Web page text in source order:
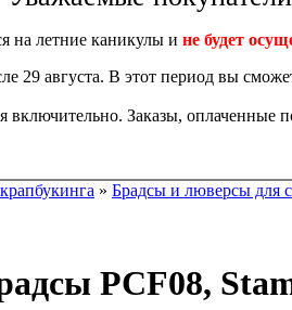
на летние каникулы и не будет
29 августа. В этот период вы
Заказы, оплаченные
» Брадсы и люверсы для
PCF08,